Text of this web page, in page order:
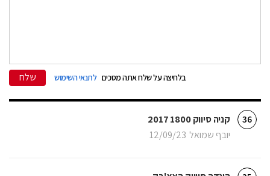
בלחיצה על שלח אתה מסכים לתנאי השימוש שלח
36
קניה סיווק 1800 2017
יובף שמואל 12/09/23